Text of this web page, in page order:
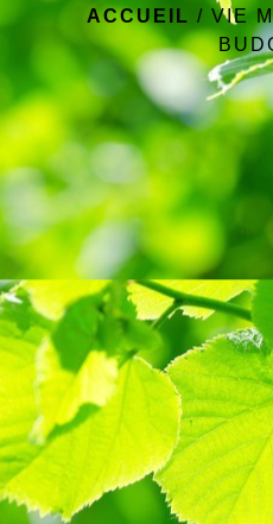
ACCUEIL / VIE